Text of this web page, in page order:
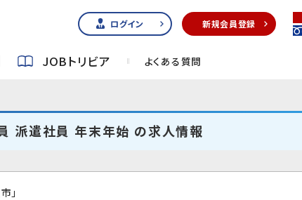
ログイン 新規会員登録
JOBトリビア よくある質問
員 派遣社員 年末年始 の求人情報
」